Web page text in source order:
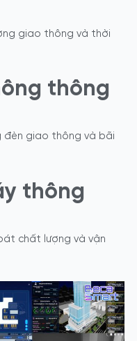
giao thông và thời
thông
đèn giao thông và bãi
thông
chất lượng và vận